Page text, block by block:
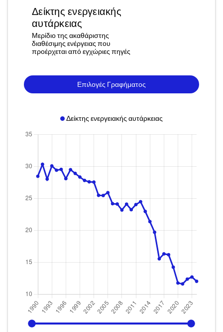
Δείκτης ενεργειακής
αυτάρκειας
Μερίδιο της ακαθάριστης
διαθέσιμης ενέργειας που
προέρχεται από εγχώριες πηγές
Επιλογές Γραφήματος
Δείκτης ενεργειακής αυτάρκειας
1990 2024